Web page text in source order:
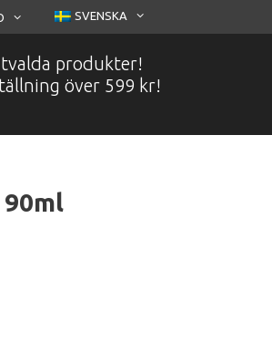
SVENSKA
produkter!
över 599 kr!